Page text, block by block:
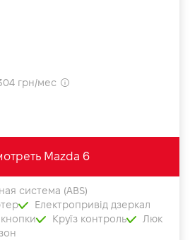
грн/мес
Mazda 6
система (ABS)
Електропривід дзеркал
Круїз контроль
Люк